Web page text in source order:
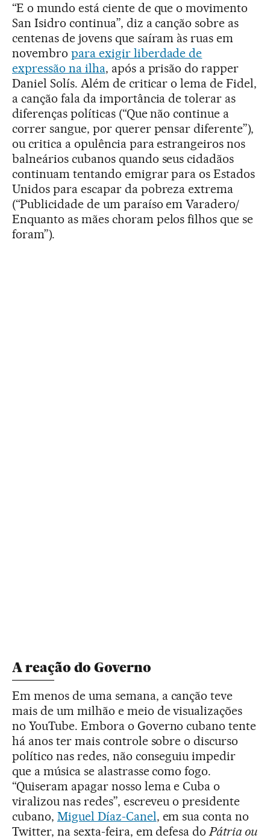
“E o mundo está ciente de que o movimento
San Isidro continua”, diz a canção sobre as
centenas de jovens que saíram às ruas em
novembro para exigir liberdade de
expressão na ilha, após a prisão do rapper
Daniel Solís. Além de criticar o lema de Fidel,
a canção fala da importância de tolerar as
diferenças políticas (“Que não continue a
correr sangue, por querer pensar diferente”),
ou critica a opulência para estrangeiros nos
balneários cubanos quando seus cidadãos
continuam tentando emigrar para os Estados
Unidos para escapar da pobreza extrema
(“Publicidade de um paraíso em Varadero/
Enquanto as mães choram pelos filhos que se
foram”).
A reação do Governo
Em menos de uma semana, a canção teve
mais de um milhão e meio de visualizações
no YouTube. Embora o Governo cubano tente
há anos ter mais controle sobre o discurso
político nas redes, não conseguiu impedir
que a música se alastrasse como fogo.
“Quiseram apagar nosso lema e Cuba o
viralizou nas redes”, escreveu o presidente
cubano, Miguel Díaz-Canel, em sua conta no
Twitter, na sexta-feira, em defesa doPátria ou